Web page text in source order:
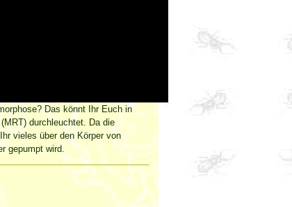
Das könnt Ihr Euch in
durchleuchtet. Da die
vieles über den Körper von
gepumpt wird.